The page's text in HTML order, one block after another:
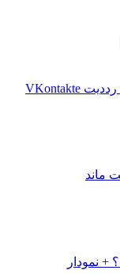
‫رددیت ‫VKontakte